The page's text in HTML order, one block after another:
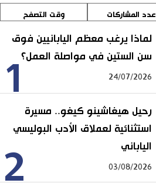
عدد المشاركات وقت التصفح
1
لماذا يرغب معظم اليابانيين فوق
سن الستين في مواصلة العمل؟
24/07/2026
2
رحيل هيغاشينو كيغو.. مسيرة
استثنائية لعملاق الأدب البوليسي
الياباني
03/08/2026